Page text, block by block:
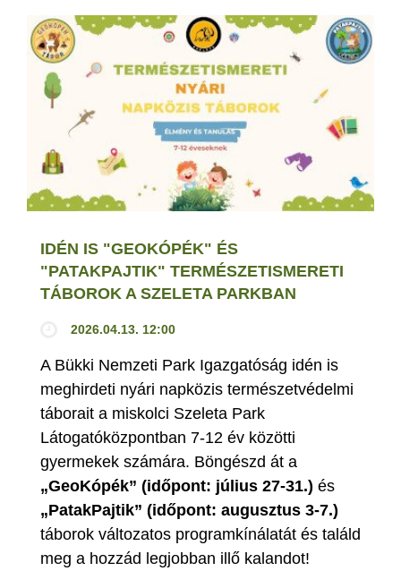
IDÉN IS "GEOKÓPÉK" ÉS
"PATAKPAJTIK" TERMÉSZETISMERETI
TÁBOROK A SZELETA PARKBAN
2026.04.13. 12:00
A Bükki Nemzeti Park Igazgatóság idén is
meghirdeti nyári napközis természetvédelmi
táborait a miskolci Szeleta Park
Látogatóközpontban 7-12 év közötti
gyermekek számára. Böngészd át a
„GeoKópék” (időpont: július 27-31.) és
„PatakPajtik” (időpont: augusztus 3-7.)
táborok változatos programkínálatát és találd
meg a hozzád legjobban illő kalandot!